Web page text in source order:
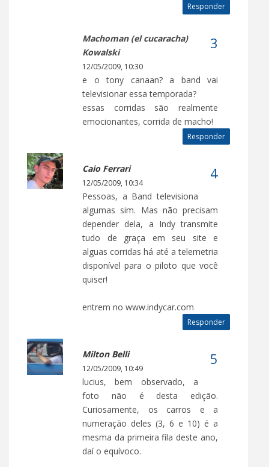
Responder
Machoman (el cucaracha)
Kowalski
12/05/2009, 10:30
e o tony canaan? a band vai
televisionar essa temporada?
essas corridas são realmente
emocionantes, corrida de macho!
Responder
Caio Ferrari
12/05/2009, 10:34
Pessoas, a Band televisiona
algumas sim. Mas não precisam
depender dela, a Indy transmite
tudo de graça em seu site e
alguas corridas há até a telemetria
disponível para o piloto que você
quiser!
entrem no www.indycar.com
Responder
Milton Belli
12/05/2009, 10:49
lucius, bem observado, a
foto não é desta edição.
Curiosamente, os carros e a
numeração deles (3, 6 e 10) é a
mesma da primeira fila deste ano,
daí o equívoco.